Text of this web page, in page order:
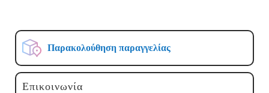
Παρακολούθηση παραγγελίας
Επικοινωνία